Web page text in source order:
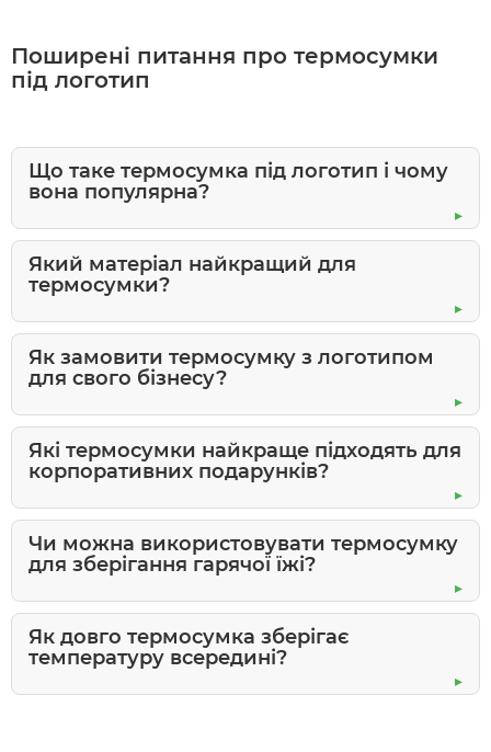
Поширені питання про термосумки
під логотип
Що таке термосумка під логотип і чому
вона популярна?
Який матеріал найкращий для
термосумки?
Як замовити термосумку з логотипом
для свого бізнесу?
Які термосумки найкраще підходять для
корпоративних подарунків?
Чи можна використовувати термосумку
для зберігання гарячої їжі?
Як довго термосумка зберігає
температуру всередині?